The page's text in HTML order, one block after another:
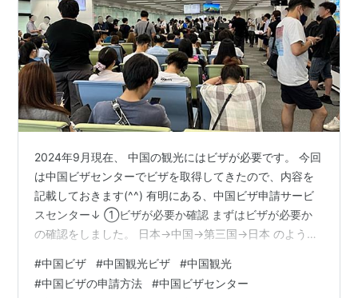
2024年9月現在、 中国の観光にはビザが必要です。 今回
は中国ビザセンターでビザを取得してきたので、内容を
記載しておきます(^^) 有明にある、中国ビザ申請サービ
スセンター↓ ①ビザが必要か確認 まずはビザが必要か
の確認をしました。 日本→中国→第三国→日本 のような
エリアによっては最大144時間ビザが不要だつたりするの
ですが、 （その代わり、中国の空港で臨時入境許可書を
#中国ビザ #中国観光ビザ #中国観光
#中国ビザの申請方法 #中国ビザセンター